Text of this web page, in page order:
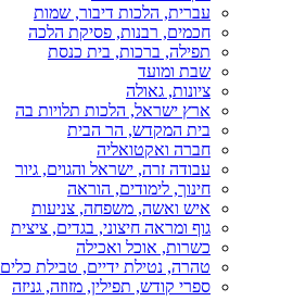
עברית, הלכות דיבור, שמות
חכמים, רבנות, פסיקת הלכה
תפילה, ברכות, בית כנסת
שבת ומועד
ציונות, גאולה
ארץ ישראל, הלכות תלויות בה
בית המקדש, הר הבית
חברה ואקטואליה
עבודה זרה, ישראל והגוים, גיור
חינוך, לימודים, הוראה
איש ואשה, משפחה, צניעות
גוף ומראה חיצוני, בגדים, ציצית
כשרות, אוכל ואכילה
טהרה, נטילת ידיים, טבילת כלים
ספרי קודש, תפילין, מזוזה, גניזה